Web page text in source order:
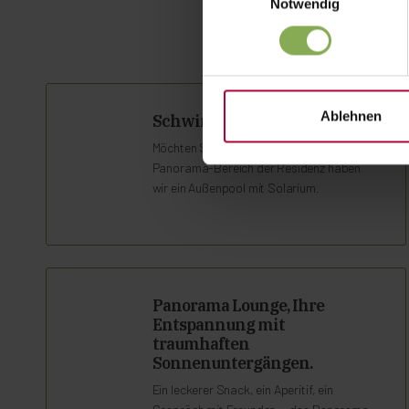
Notwendig
Ablehnen
Schwimmbad
Möchten Sie einfach mal abtauchen? Im
Panorama-Bereich der Residenz haben
wir ein Außenpool mit Solarium.
Panorama Lounge, Ihre
Entspannung mit
traumhaften
Sonnenuntergängen.
Ein leckerer Snack, ein Aperitif, ein